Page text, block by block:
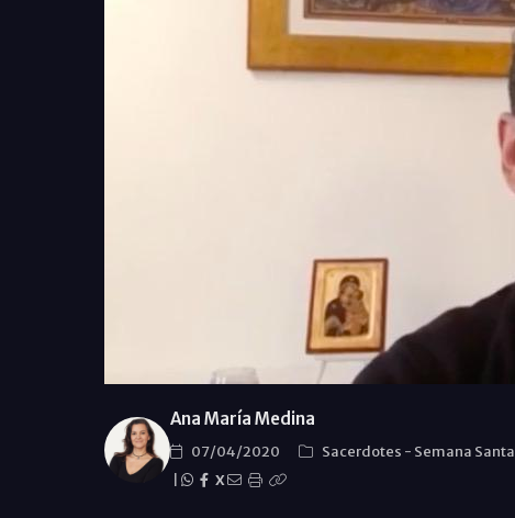
Ana María Medina
07/04/2020 Sacerdotes - Semana Santa
X